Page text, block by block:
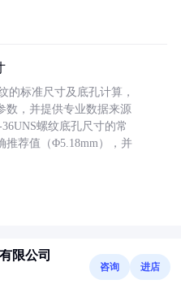
的标准尺寸及底孔计算，
数，并提供专业数据来源
螺纹底孔尺寸的常
推荐值（Φ5.18mm），并
限公司
咨询 进店